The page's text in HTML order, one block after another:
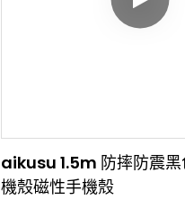
aikusu 1.5m 防摔防震黑
機殼磁性手機殼